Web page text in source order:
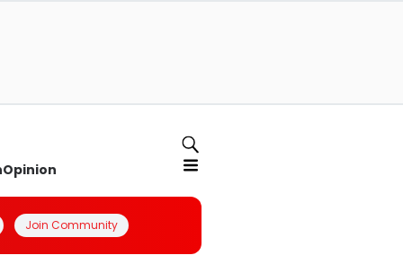
Opinion
Join Community